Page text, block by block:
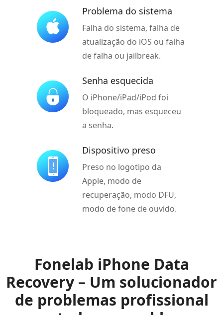
Problema do sistema
Falha do sistema, falha de
atualização do iOS ou falha
de falha ou jailbreak.
Senha esquecida
O iPhone/iPad/iPod foi
bloqueado, mas esqueceu
a senha.
Dispositivo preso
Preso no logotipo da
Apple, modo de
recuperação, modo DFU,
modo de fone de ouvido.
Fonelab iPhone Data
Recovery – Um solucionador
de problemas profissional